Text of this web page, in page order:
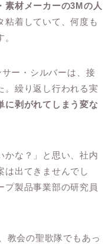
素材メーカーの3Mの人
粘着していて、何度も
ー・シルバーは、接
。繰り返し行われる実
に剥がれてしまう変な
かな？」と思い、社内
は出てきませんでし
プ製品事業部の研究員
教会の聖歌隊でもあっ